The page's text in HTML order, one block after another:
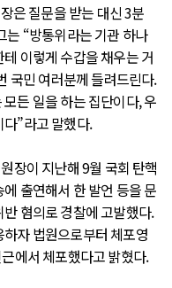
은 질문을 받는 대신 3분
는 “방통위라는 기관 하나
이렇게 수갑을 채우는 거
국민 여러분께 들려드린다.
든 일을 하는 집단이다, 우
”라고 말했다.
장이 지난해 9월 국회 탄핵
출연해서 한 발언 등을 문
혐의로 경찰에 고발했다.
자 법원으로부터 체포영
에서 체포했다고 밝혔다.